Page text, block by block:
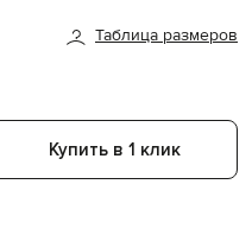
Таблица размеров
Купить в 1 клик